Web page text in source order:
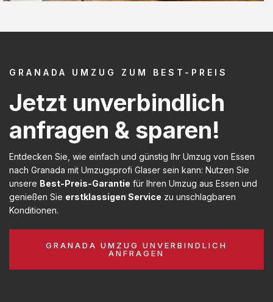
GRANADA UMZUG ZUM BEST-PREIS
Jetzt unverbindlich
anfragen & sparen!
Entdecken Sie, wie einfach und günstig Ihr Umzug von Essen
nach Granada mit Umzugsprofi Glaser sein kann: Nutzen Sie
unsere Best-Preis-Garantie für Ihren Umzug aus Essen und
genießen Sie erstklassigen Service zu unschlagbaren
Konditionen.
GRANADA UMZUG UNVERBINDLICH
ANFRAGEN